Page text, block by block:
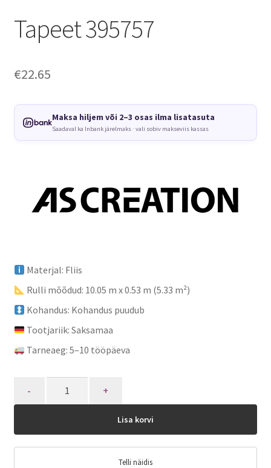
Tapeet 395757
€22.65
Maksa hiljem või 2–3 osas ilma lisatasuta
Saadaval ka Inbank järelmaks · vali sobiv makseviis kassas
Materjal: Fliis
Rulli mõõdud: 10.05 m x 0.53 m (5.33 m²)
Kohandus: Kohandus puudub
Tootjariik: Saksamaa
Tarneaeg: 5–10 tööpäeva
Lisa korvi
Telli näidis